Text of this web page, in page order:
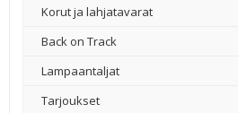
Korut ja lahjatavarat
Back on Track
Lampaantaljat
Tarjoukset